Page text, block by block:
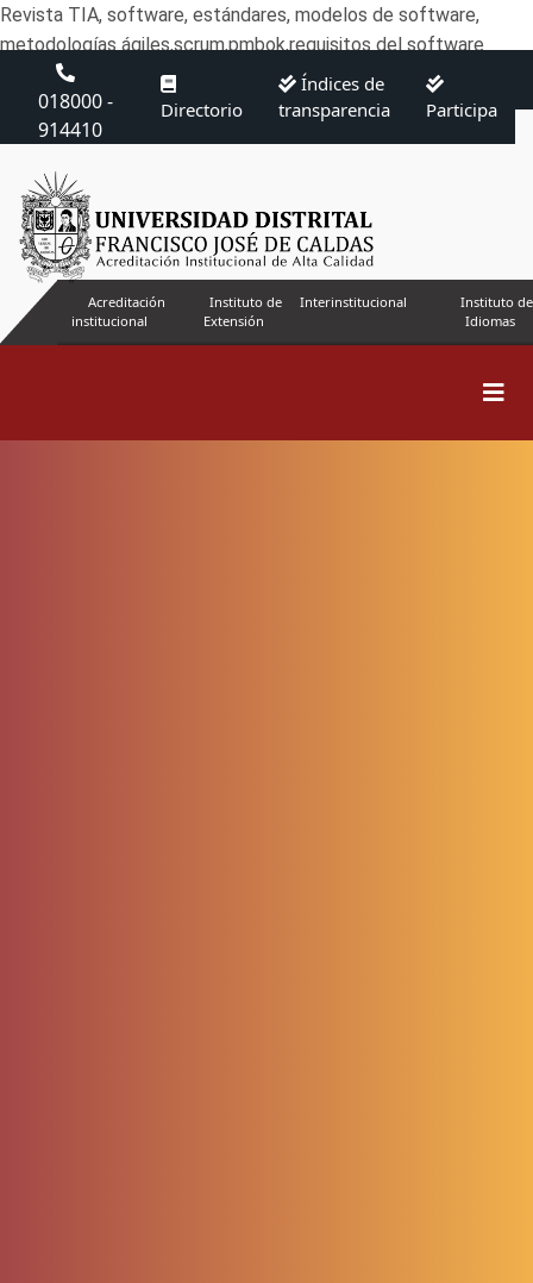
Revista TIA, software, estándares, modelos de software,
metodologías ágiles,scrum,pmbok,requisitos del software
018000 -
914410
Directorio
Índices de
transparencia
Participa
Acreditación
institucional
Instituto de
Extensión
Interinstitucional
Instituto de
Idiomas